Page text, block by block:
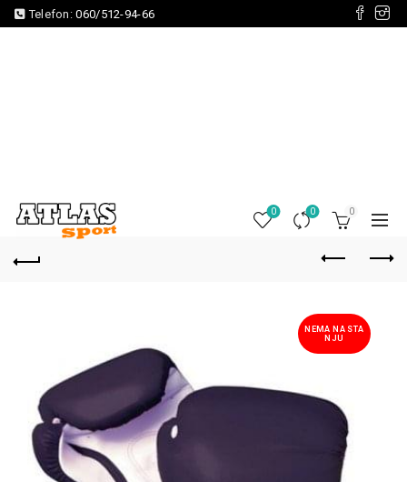
Telefon:060/512-94-66
0 0 0
NEMA NA STA
NJU